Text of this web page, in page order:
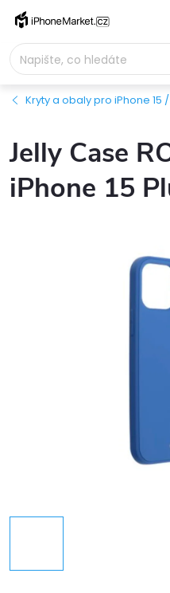
Přejít
obsah
Kryty a obaly pro iPhone 15 /
Jelly Case
iPhone 15